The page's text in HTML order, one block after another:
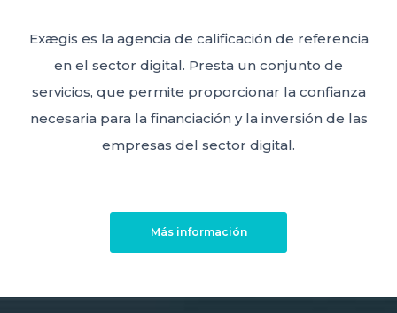
Exægis es la agencia de calificación de referencia
en el sector digital. Presta un conjunto de
servicios, que permite proporcionar la confianza
necesaria para la financiación y la inversión de las
empresas del sector digital.
Más información